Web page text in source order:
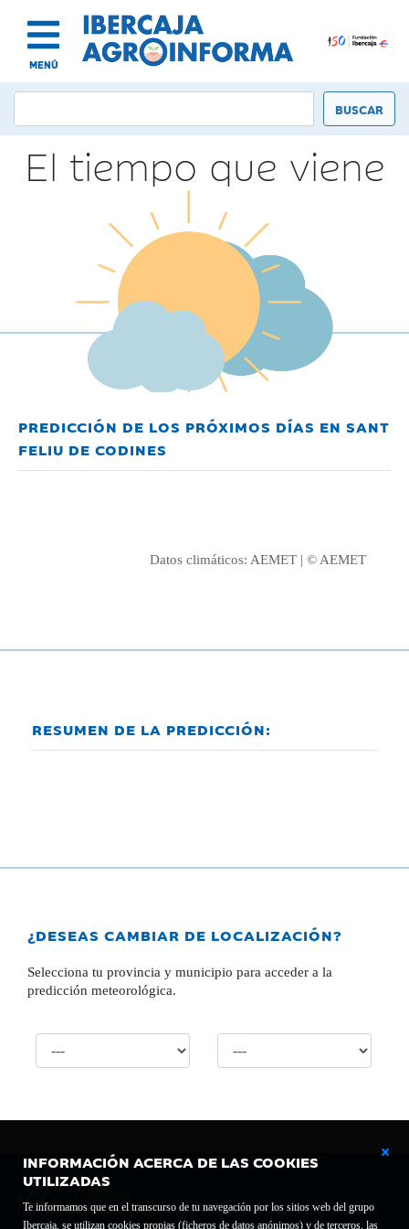
MENÚ
INFORMACIÓN ACERCA DE LAS COOKIES
UTILIZADAS
Te informamos que en el transcurso de tu navegación por los sitios web del grupo
Ibercaja, se utilizan cookies propias (ficheros de datos anónimos) y de terceros, las
El tiempo que viene
PREDICCIÓN DE LOS PRÓXIMOS DÍAS EN SANT
FELIU DE CODINES
Datos climáticos: AEMET | © AEMET
RESUMEN DE LA PREDICCIÓN:
¿DESEAS CAMBIAR DE LOCALIZACIÓN?
Selecciona tu provincia y municipio para acceder a la
predicción meteorológica.